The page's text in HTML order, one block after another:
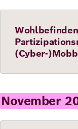
(Cyber-
November